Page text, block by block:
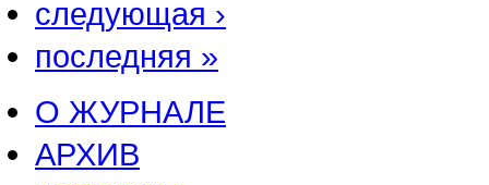
следующая ›
последняя »
О ЖУРНАЛЕ
АРХИВ